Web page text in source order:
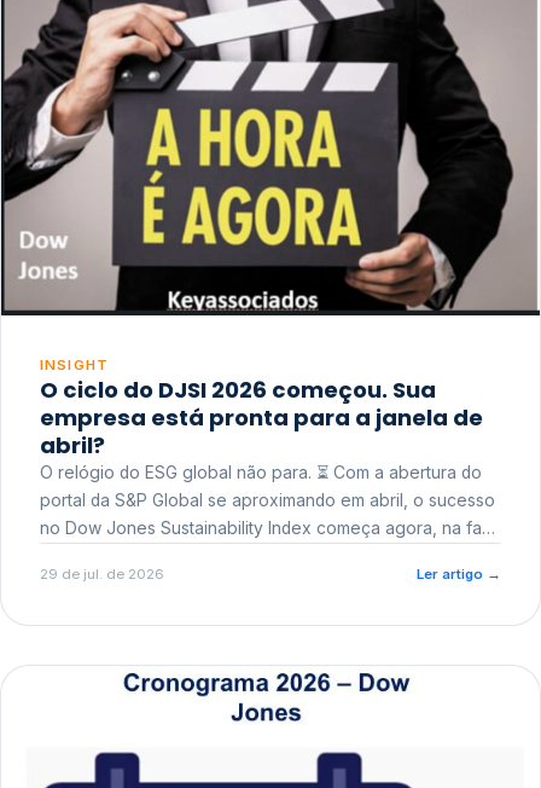
INSIGHT
O ciclo do DJSI 2026 começou. Sua
empresa está pronta para a janela de
abril?
O relógio do ESG global não para. ⏳ Com a abertura do
portal da S&P Global se aproximando em abril, o sucesso
no Dow Jones Sustainability Index começa agora, na fase
29 de jul. de 2026 Ler artigo →